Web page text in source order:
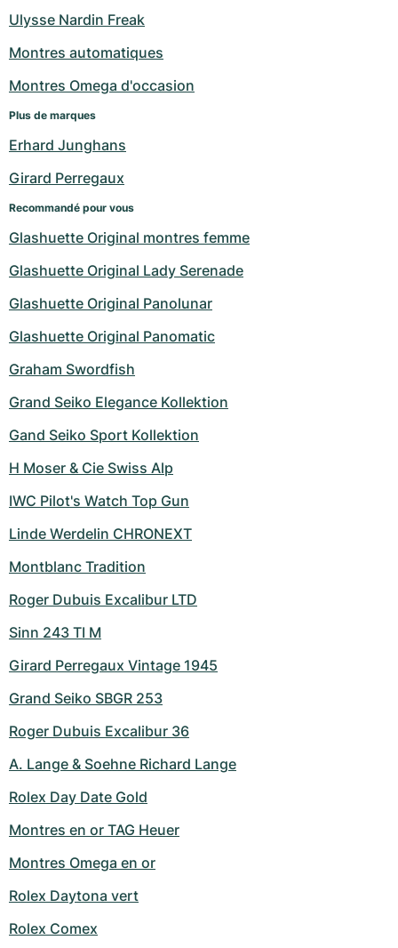
Ulysse Nardin Freak
Montres automatiques
Montres Omega d'occasion
Plus de marques
Erhard Junghans
Girard Perregaux
Recommandé pour vous
Glashuette Original montres femme
Glashuette Original Lady Serenade
Glashuette Original Panolunar
Glashuette Original Panomatic
Graham Swordfish
Grand Seiko Elegance Kollektion
Gand Seiko Sport Kollektion
H Moser & Cie Swiss Alp
IWC Pilot's Watch Top Gun
Linde Werdelin CHRONEXT
Montblanc Tradition
Roger Dubuis Excalibur LTD
Sinn 243 TI M
Girard Perregaux Vintage 1945
Grand Seiko SBGR 253
Roger Dubuis Excalibur 36
A. Lange & Soehne Richard Lange
Rolex Day Date Gold
Montres en or TAG Heuer
Montres Omega en or
Rolex Daytona vert
Rolex Comex